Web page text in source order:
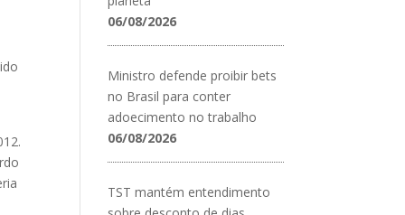
06/08/2026
Ministro defende proibir bets
no Brasil para conter
adoecimento no trabalho
06/08/2026
TST mantém entendimento